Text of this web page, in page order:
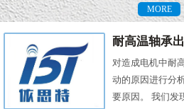
MORE
对造成电机中耐
动的原因进行分
要原因。 我们发